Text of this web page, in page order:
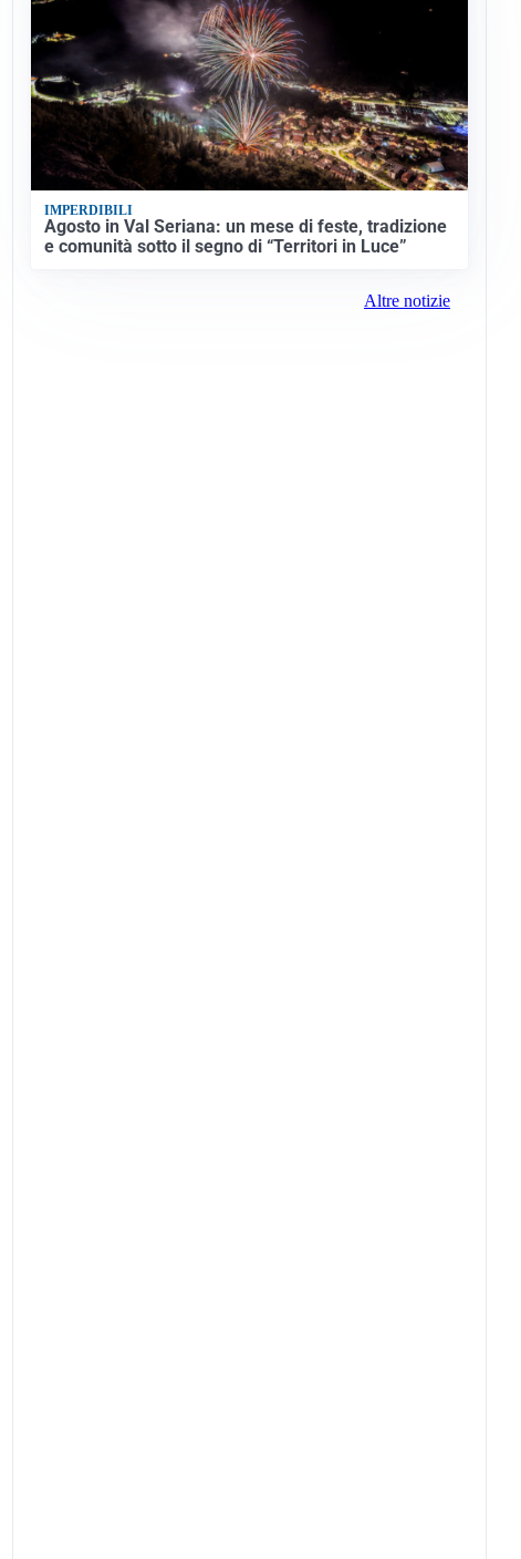
IMPERDIBILI
Agosto in Val Seriana: un mese di feste, tradizione
e comunità sotto il segno di “Territori in Luce”
Altre notizie